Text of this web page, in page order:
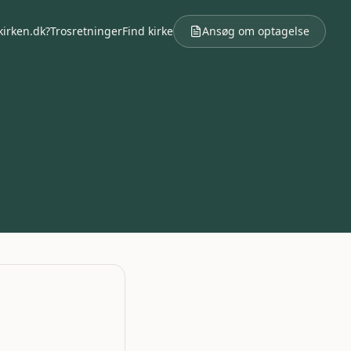
TrosretningerFind kirke Ansøg om optagelse